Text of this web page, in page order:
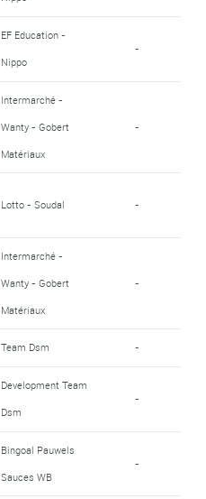
EF Education -
Nippo
-
Intermarché -
Wanty - Gobert
Matériaux
-
Lotto - Soudal -
Intermarché -
Wanty - Gobert
Matériaux
-
Team Dsm -
Development Team
Dsm
-
Bingoal Pauwels
Sauces WB
-